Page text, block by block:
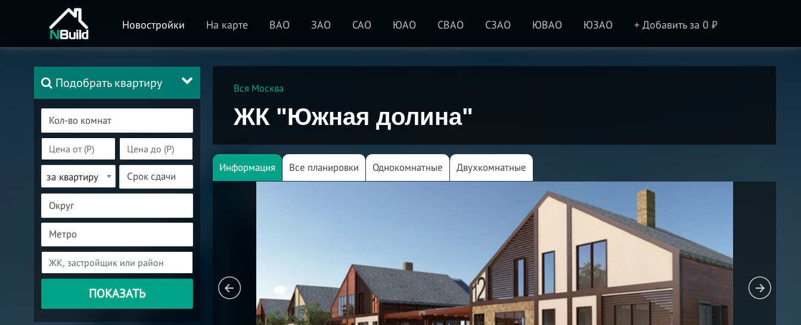
Новостройки На карте ВАО ЗАО САО ЮАО СВАО СЗАО ЮВАО ЮЗАО + Добавить за 0 ₽
Подобрать квартиру
за квартиру
ПОКАЗАТЬ
Вся Москва
ЖК "Южная долина"
Информация Все планировки Однокомнатные Двухкомнатные